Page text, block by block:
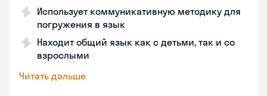
Использует коммуникативную методику для
погружения в язык
Находит общий язык как с детьми, так и со
взрослыми
Читать дальше